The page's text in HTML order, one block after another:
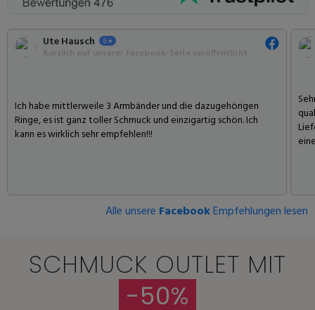
Ute Hausch
Ich habe mittlerweile 3 Armbänder und die dazugehörigen
Ringe, es ist ganz toller Schmuck und einzigartig schön. Ich
kann es wirklich sehr empfehlen!!!
Alle unsere FacebookEmpfehlungen lesen
SCHMUCK OUTLET MIT
-50%